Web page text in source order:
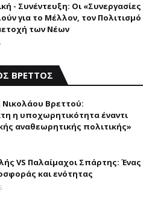
- Συνέντευξη: Οι «Συνεργασίες
για το Μέλλον, τον Πολιτισμό
των Νέων
ΒΡΕΤΤΟΣ
Bρεττού:
η υποχωρητικότητα έναντι
αναθεωρητικής πολιτικής»
VS Παλαίμαχοι Σπάρτης: Ένας
και ενότητας